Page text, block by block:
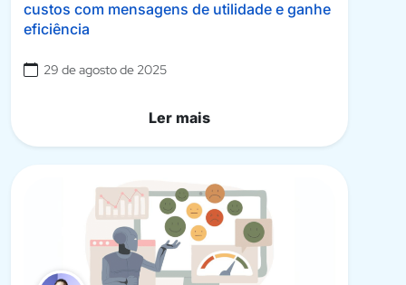
custos com mensagens de utilidade e ganhe
eficiência
29 de agosto de 2025
Ler mais